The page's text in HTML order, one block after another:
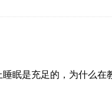
眠是充足的，为什么在